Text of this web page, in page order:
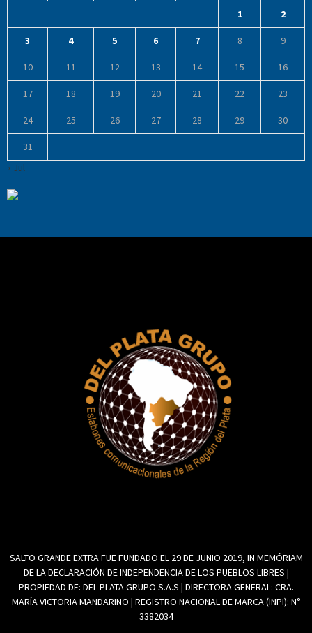
1 2
3 4 5 6 7 8 9
10 11 12 13 14 15 16
17 18 19 20 21 22 23
24 25 26 27 28 29 30
31
« Jul
SALTO GRANDE EXTRA FUE FUNDADO EL 29 DE JUNIO 2019, IN MEMÓRIAM
DE LA DECLARACIÓN DE INDEPENDENCIA DE LOS PUEBLOS LIBRES |
PROPIEDAD DE: DEL PLATA GRUPO S.A.S | DIRECTORA GENERAL: CRA.
MARÍA VICTORIA MANDARINO | REGISTRO NACIONAL DE MARCA (INPI): N°
3382034